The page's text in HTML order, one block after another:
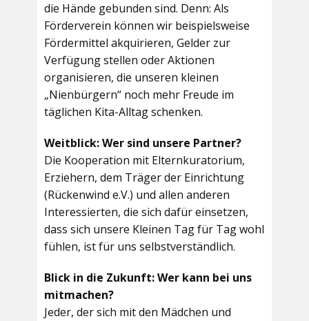
die Hände gebunden sind. Denn: Als
Förderverein können wir beispielsweise
Fördermittel akquirieren, Gelder zur
Verfügung stellen oder Aktionen
organisieren, die unseren kleinen
„Nienbürgern“ noch mehr Freude im
täglichen Kita-Alltag schenken.
Weitblick: Wer sind unsere Partner?
Die Kooperation mit Elternkuratorium,
Erziehern, dem Träger der Einrichtung
(Rückenwind e.V.) und allen anderen
Interessierten, die sich dafür einsetzen,
dass sich unsere Kleinen Tag für Tag wohl
fühlen, ist für uns selbstverständlich.
Blick in die Zukunft: Wer kann bei uns
mitmachen?
Jeder, der sich mit den Mädchen und